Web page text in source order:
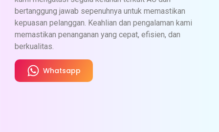
UKURAN PK : 1,5 - 2 PK
HARGA : RP. 85.000
Bersihkan Indoor
Bersihkan Outdoor
bertanggung jawab sepenuhnya untuk memastikan
kepuasan pelanggan. Keahlian dan pengalaman kami
memastikan penanganan yang cepat, efisien, dan
berkualitas.
Whatsapp